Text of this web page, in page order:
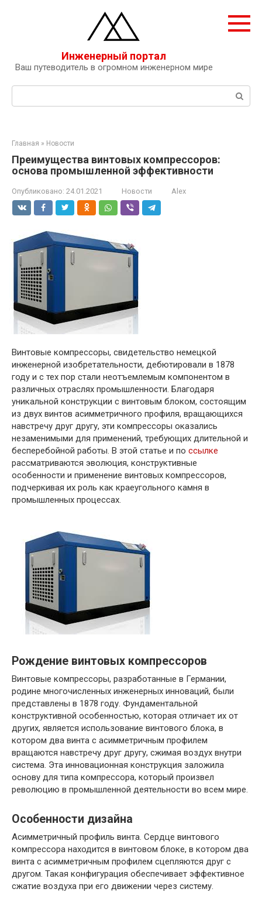
Инженерный портал
Ваш путеводитель в огромном инженерном мире
Поиск:
Главная » Новости
Преимущества винтовых компрессоров:
основа промышленной эффективности
Опубликовано: 24.01.2021 Новости Alex
Винтовые компрессоры, свидетельство немецкой
инженерной изобретательности, дебютировали в 1878
году и с тех пор стали неотъемлемым компонентом в
различных отраслях промышленности. Благодаря
уникальной конструкции с винтовым блоком, состоящим
из двух винтов асимметричного профиля, вращающихся
навстречу друг другу, эти компрессоры оказались
незаменимыми для применений, требующих длительной и
бесперебойной работы. В этой статье и по ссылке
рассматриваются эволюция, конструктивные
особенности и применение винтовых компрессоров,
подчеркивая их роль как краеугольного камня в
промышленных процессах.
Рождение винтовых компрессоров
Винтовые компрессоры, разработанные в Германии,
родине многочисленных инженерных инноваций, были
представлены в 1878 году. Фундаментальной
конструктивной особенностью, которая отличает их от
других, является использование винтового блока, в
котором два винта с асимметричным профилем
вращаются навстречу друг другу, сжимая воздух внутри
система. Эта инновационная конструкция заложила
основу для типа компрессора, который произвел
революцию в промышленной деятельности во всем мире.
Особенности дизайна
Асимметричный профиль винта. Сердце винтового
компрессора находится в винтовом блоке, в котором два
винта с асимметричным профилем сцепляются друг с
другом. Такая конфигурация обеспечивает эффективное
сжатие воздуха при его движении через систему.